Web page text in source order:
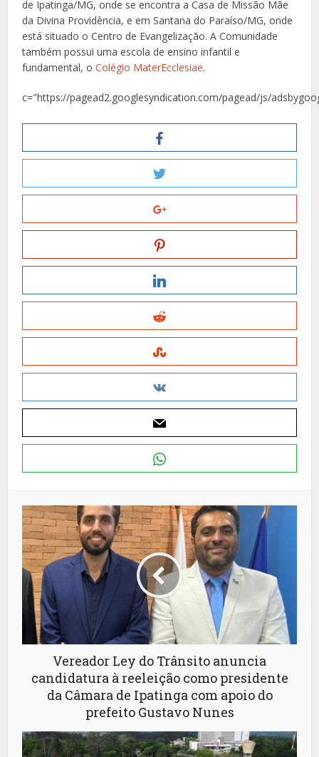
de Ipatinga/MG, onde se encontra a Casa de Missão Mãe
da Divina Providência, e em Santana do Paraíso/MG, onde
está situado o Centro de Evangelização. A Comunidade
também possui uma escola de ensino infantil e
fundamental, oColégio MaterEcclesiae.
c="https://pagead2.googlesyndication.com/pagead/js/
Vereador Ley do Trânsito anuncia
candidatura à reeleição como presidente
da Câmara de Ipatinga com apoio do
prefeito Gustavo Nunes